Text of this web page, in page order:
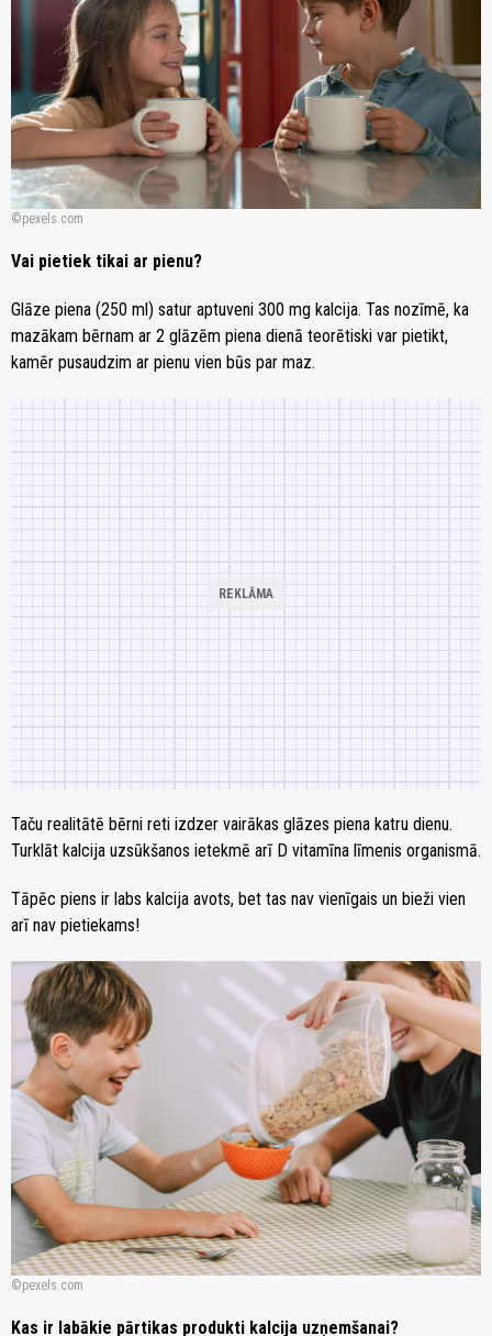
pexels.com
Vai pietiek tikai ar pienu?
Glāze piena (250 ml) satur aptuveni 300 mg kalcija. Tas nozīmē, ka
mazākam bērnam ar 2 glāzēm piena dienā teorētiski var pietikt,
kamēr pusaudzim ar pienu vien būs par maz.
Taču realitātē bērni reti izdzer vairākas glāzes piena katru dienu.
Turklāt kalcija uzsūkšanos ietekmē arī D vitamīna līmenis organismā.
Tāpēc piens ir labs kalcija avots, bet tas nav vienīgais un bieži vien
arī nav pietiekams!
pexels.com
Kas ir labākie pārtikas produkti kalcija uzņemšanai?